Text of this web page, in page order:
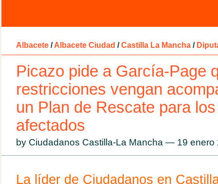
Albacete / Albacete Ciudad / Castilla La Mancha /
Picazo pide a García-Page
restricciones vengan
un Plan de Rescate para
afectados
by Ciudadanos Castilla-La Mancha — 19
La líder de Ciudadanos en